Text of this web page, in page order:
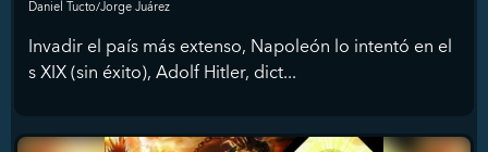
Daniel Tucto/Jorge Juárez
Invadir el país más extenso, Napoleón lo intentó en el
s XIX (sin éxito), Adolf Hitler, dict...